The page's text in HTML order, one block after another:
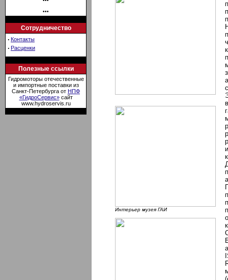
•••
Сотрудничество
· Контакты
· Расценки
Полезные ссылки
Гидромоторы отечественные
и импортные поставки из
Санкт-Петербурга от НПФ
«ГидроСервис»сайт
www.hydroservis.ru
Интерьер музея ГАИ